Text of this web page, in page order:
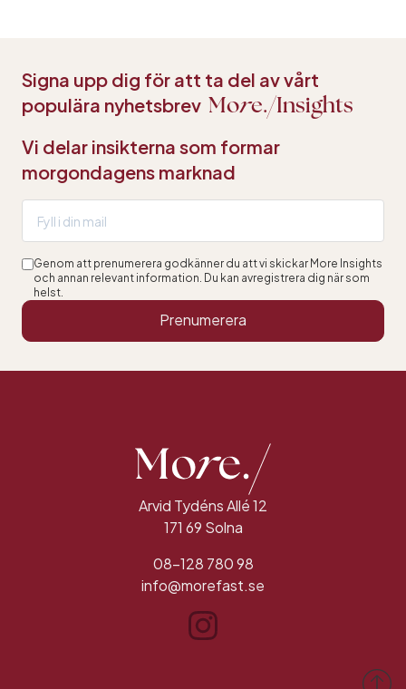
Signa upp dig för att ta del av vårt
populära nyhetsbrev More. Insights
Vi delar insikterna som formar
morgondagens marknad
Genom att prenumerera godkänner du att vi skickar More Insights
och annan relevant information. Du kan avregistrera dig när som
helst.
Prenumerera
Arvid Tydéns Allé 12
171 69 Solna
08-128 780 98
info@morefast.se